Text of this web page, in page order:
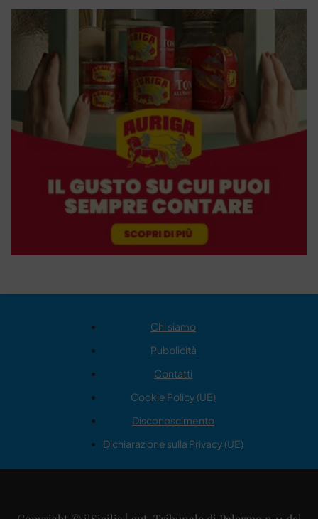
Chi siamo
Pubblicità
Contatti
Cookie Policy (UE)
Disconoscimento
Dichiarazione sulla Privacy (UE)